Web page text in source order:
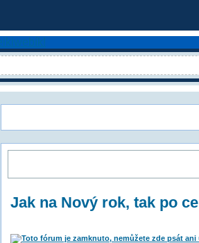
Jak na Nový rok, tak po